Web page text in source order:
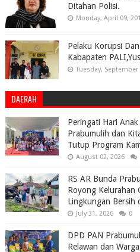
Ditahan Polisi.
Monday, April 09,
Pelaku Korupsi
Kabapaten
Tuesday, September
DAERAH
Peringati Hari
Prabumulih dan
Tutup Program
August 02, 2026
RS AR Bunda
Royong Kelurahan
Lingkungan Bersih
July 31, 2026 0
DPD PAN
Relawan dan